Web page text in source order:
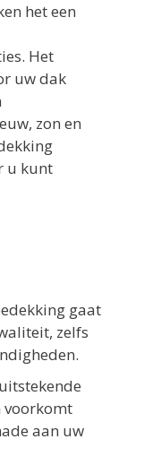
het een
Het
uw dak
zon en
u kunt
gaat
zelfs
voorkomt
aan uw